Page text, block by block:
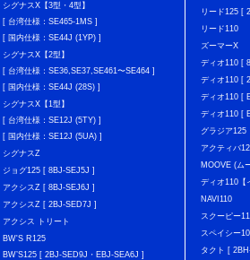
シグナスX【3型・4型】
[ 台湾仕様：SE465-1MS ]
[ 国内仕様：SE44J (1YP) ]
シグナスX【2型】
[ 台湾仕様：SE36,SE37,SE461〜SE464 ]
[ 国内仕様：SE44J (28S) ]
シグナスX【1型】
[ 台湾仕様：SE12J (5TY) ]
[ 国内仕様：SE12J (5UA) ]
シグナスZ
ジョグ125 [ 8BJ-SEJ5J ]
アクシスZ [ 8BJ-SEJ6J ]
アクシスZ [ 2BJ-SED7J ]
アクシス トリート
BW'S R125
BW’S125 [ 2BJ-SED9J・EBJ-SEA6J ]
リード125 [
リード110
ズーマーX
ディオ110 [
ディオ110 [
ディオ110 [
ディオ110 [
グラジア125
アクティバ
MOOVE (ム
ディオ110【
NAVI110
スクーピー
スペイシー
タクト [